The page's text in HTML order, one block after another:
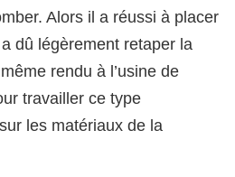
Alors il a réussi à placer
dû légèrement retaper la
rendu à l’usine de
travailler ce type
les matériaux de la